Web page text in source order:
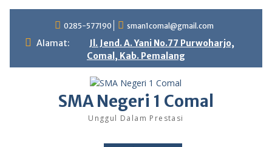
0285-577190 sman1comal@gmail.com
Alamat:
Jl. Jend. A. Yani No.77 Purwoharjo,
Comal, Kab. Pemalang
SMA Negeri 1 Comal
Unggul Dalam Prestasi